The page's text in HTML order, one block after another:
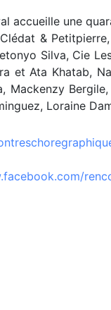
accueille une
&
Silva, Cie
et Ata Khatab,
Mackenzy
Loraine